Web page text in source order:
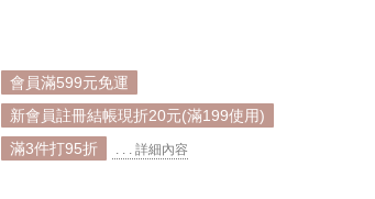
會員滿599元免運
新會員註冊結帳現折20元(滿199使用)
滿3件打95折
. . . 詳細內容